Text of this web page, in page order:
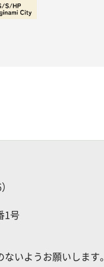
1号
いようお願いします。